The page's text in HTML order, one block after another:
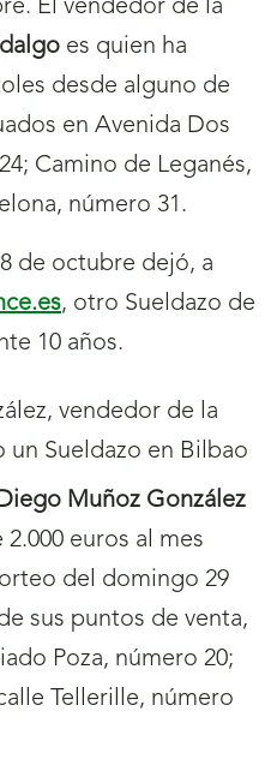
El vendedor de la
es quien ha
desde alguno de
en Avenida Dos
Camino de Leganés,
número 31.
de octubre dejó, a
, otro Sueldazo de
10 años.
Muñoz González
euros al mes
del domingo 29
sus puntos de venta,
Poza, número 20;
Tellerille, número